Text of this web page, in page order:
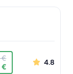
€
€
4.8